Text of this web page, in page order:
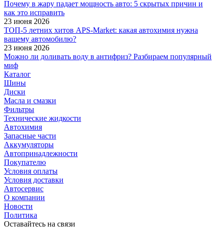
Почему в жару падает мощность авто: 5 скрытых причин и
как это исправить
23 июня 2026
ТОП-5 летних хитов APS-Market: какая автохимия нужна
вашему автомобилю?
23 июня 2026
Можно ли доливать воду в антифриз? Разбираем популярный
миф
Каталог
Шины
Диски
Масла и смазки
Фильтры
Технические жидкости
Автохимия
Запасные части
Аккумуляторы
Автопринадлежности
Покупателю
Условия оплаты
Условия доставки
Автосервис
О компании
Новости
Политика
Оставайтесь на связи